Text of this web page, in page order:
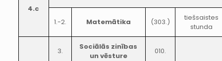
4.c
1.-2. Matemātika (303.)
tiešsaistes
stunda
3.
Sociālās zinības
un vēsture
010.